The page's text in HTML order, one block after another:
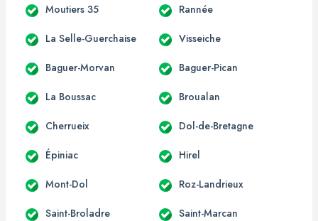
Moutiers 35 Rannée
La Selle-Guerchaise Visseiche
Baguer-Morvan Baguer-Pican
La Boussac Broualan
Cherrueix Dol-de-Bretagne
Épiniac Hirel
Mont-Dol Roz-Landrieux
Saint-Broladre Saint-Marcan